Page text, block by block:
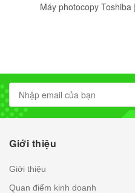
Máy photocopy
Giới thiệu
Giới thiệu
Quan điểm kinh doanh